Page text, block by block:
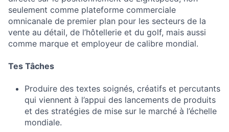
seulement comme plateforme commerciale
omnicanale de premier plan pour les secteurs de la
vente au détail, de l’hôtellerie et du golf, mais aussi
comme marque et employeur de calibre mondial.
Tes Tâches
Produire des textes soignés, créatifs et percutants
qui viennent à l’appui des lancements de produits
et des stratégies de mise sur le marché à l’échelle
mondiale.